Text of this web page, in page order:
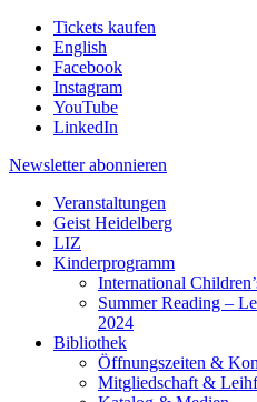
Tickets kaufen
English
Facebook
Instagram
YouTube
LinkedIn
Newsletter abonnieren
Veranstaltungen
Geist Heidelberg
LIZ
Kinderprogramm
International
Summer Reading –
2024
Bibliothek
Öffnungszeiten &
Mitgliedschaft &